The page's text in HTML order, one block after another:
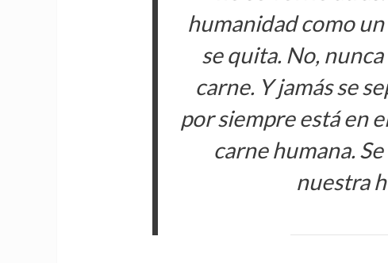
humanidad como
se quita. No,
carne. Y jamás se
por siempre está en
carne humana.
nuestra